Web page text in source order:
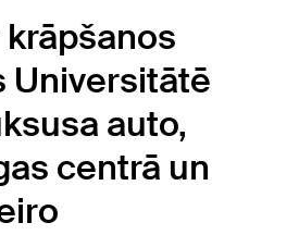
Universitātē
auto,
centrā un